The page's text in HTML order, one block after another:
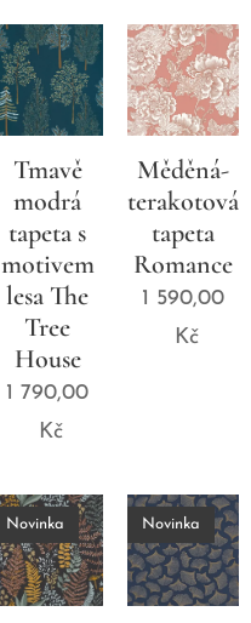
Tmavě
modrá
tapeta s
motivem
lesa The
Tree
House
1 790,00
Kč
Měděná-
terakotová
tapeta
Romance
1 590,00
Kč
Novinka Novinka